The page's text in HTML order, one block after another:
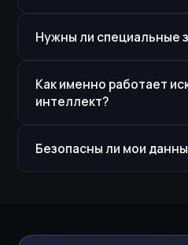
Нужны ли специальные
Как именно работает
интеллект?
Безопасны ли мои